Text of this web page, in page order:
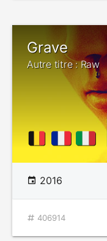
Grave
Autre titre : Raw
2016
406914